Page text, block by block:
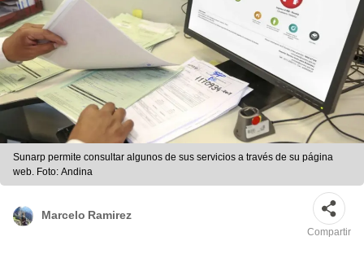
Sunarp permite consultar algunos de sus servicios a través de su página
web. Foto: Andina
Marcelo Ramirez
Compartir